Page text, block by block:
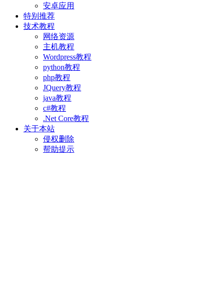
安卓应用
特别推荐
技术教程
网络资源
主机教程
Wordpress教程
python教程
php教程
JQuery教程
java教程
c#教程
.Net Core教程
关于本站
侵权删除
帮助提示